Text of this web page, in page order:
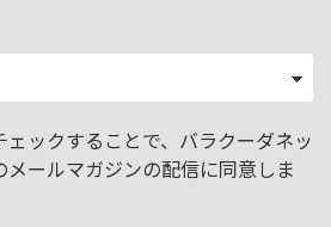
ェックすることで、バラクーダネッ
メールマガジンの配信に同意しま